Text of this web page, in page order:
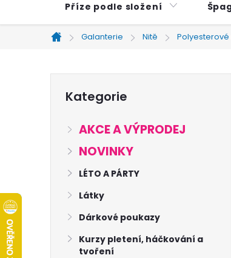
Příze podle složení
Domů
Galanterie Nitě Polyesterové
kategorie
Kategorie
AKCE A VÝPRODEJ
NOVINKY
LÉTO A PÁRTY
Látky
Dárkové poukazy
Kurzy pletení, háčkování a
tvoření